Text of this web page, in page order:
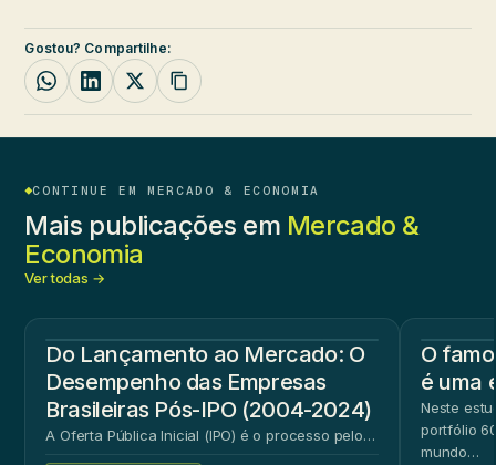
Gostou? Compartilhe:
CONTINUE EM MERCADO & ECONOMIA
Mais publicações em Mercado &
Economia
Ver todas →
Do Lançamento ao Mercado: O
Desempenho das Empresas
Brasileiras Pós-IPO (2004-2024)
A Oferta Pública Inicial (IPO) é o processo pelo…
O
é uma
Neste
portfólio
mundo…